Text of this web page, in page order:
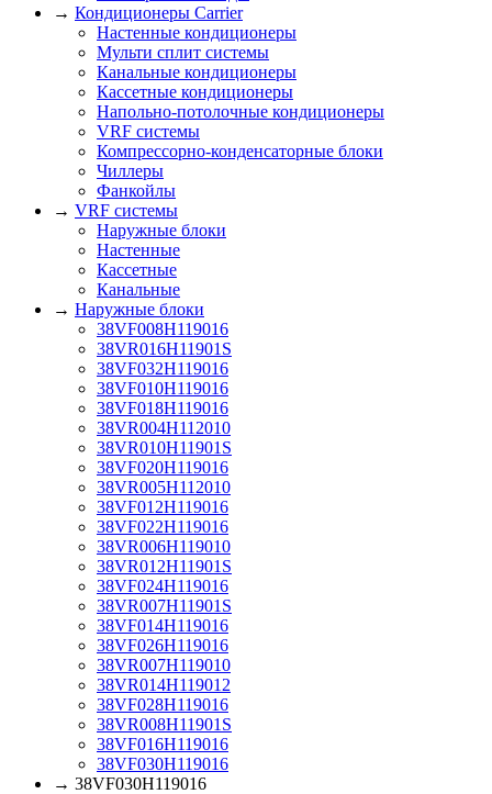
→ Кондиционеры Carrier
Настенные кондиционеры
Мульти сплит системы
Канальные кондиционеры
Кассетные кондиционеры
Напольно-потолочные кондиционеры
VRF системы
Компрессорно-конденсаторные блоки
Чиллеры
Фанкойлы
→ VRF системы
Наружные блоки
Настенные
Кассетные
Канальные
→ Наружные блоки
38VF008H119016
38VR016H11901S
38VF032H119016
38VF010H119016
38VF018H119016
38VR004H112010
38VR010H11901S
38VF020H119016
38VR005H112010
38VF012H119016
38VF022H119016
38VR006H119010
38VR012H11901S
38VF024H119016
38VR007H11901S
38VF014H119016
38VF026H119016
38VR007H119010
38VR014H119012
38VF028H119016
38VR008H11901S
38VF016H119016
38VF030H119016
→ 38VF030H119016